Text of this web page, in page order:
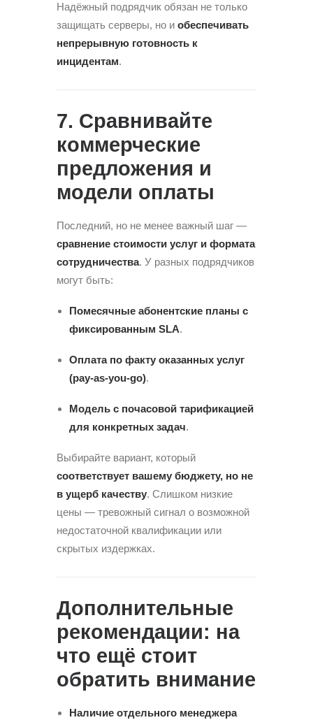
Надёжный подрядчик обязан не только
защищать серверы, но и обеспечивать
непрерывную готовность к
инцидентам.
7. Сравнивайте
коммерческие
предложения и
модели оплаты
Последний, но не менее важный шаг —
сравнение стоимости услуг и формата
сотрудничества. У разных подрядчиков
могут быть:
Помесячные абонентские планы с
фиксированным SLA.
Оплата по факту оказанных услуг
(pay-as-you-go).
Модель с почасовой тарификацией
для конкретных задач.
Выбирайте вариант, который
соответствует вашему бюджету, но не
в ущерб качеству. Слишком низкие
цены — тревожный сигнал о возможной
недостаточной квалификации или
скрытых издержках.
Дополнительные
рекомендации: на
что ещё стоит
обратить внимание
Наличие отдельного менеджера